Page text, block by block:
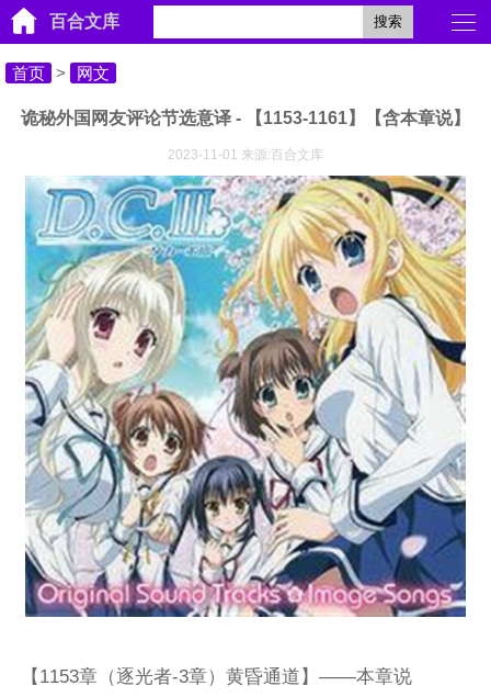
百合文库 搜索
首页 > 网文
诡秘外国网友评论节选意译 - 【1153-1161】【含本章说】
2023-11-01 来源:百合文库
【1153章（逐光者-3章）黄昏通道】——本章说